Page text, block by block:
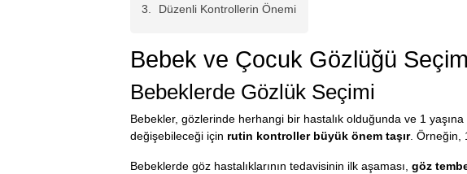
Düzenli Kontrollerin Önemi
Bebek ve Çocuk Gözlüğü
Bebeklerde Gözlük Seçimi
Bebekler, gözlerinde herhangi bir hastalık olduğunda ve 1
değişebileceği için rutin kontroller büyük önem taşır. Örneğin,
Bebeklerde göz hastalıklarının tedavisinin ilk aşaması, göz